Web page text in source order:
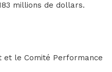
millions de dollars.
et le Comité Performance